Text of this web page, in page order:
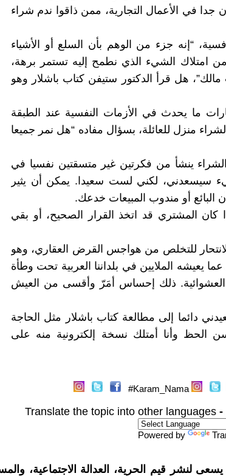
جدا في الأعمال التجارية، ممن ذاقوا ندم شراء
“إنه جزء من الوهم بأن السلع أو الأشياء
امتلاك الشيء الذي نطمح إليه تستمر برهة،
هل قرأ الدكتور ستيفن كتاب باشلار وهو
ما يحدث في الأزمات النفسية عند الطبقة
منزل للعائلة، بسؤال مفاده “هل نمر جميعا
الشراء ينشأ من فكرتين غير متسقتين نفسيا في
سيسعدني، لكني لست سعيدا. يمكن أن يثير
البائع أو مندوب المبيعات خدعك.
كان المشتري قد اتخذ القرار الصحيح، أو بقي
للتخلص من هواجس القرض العقاري، وهو
يعيشه الملايين في بلداننا العربية تحت وطأة
العشوائية. ذلك إحساس أمَرّ وأقسى من العيش
دائما إلى مطالعة كتاب باشلار مثل الحاجة
الحظ وأنا أمتلك نسخة إلكترونية منه على
Karam_Nama#
-
Translate the topic into other languages
Powered by
لنشر قيم الحرية، العدالة الاجتماعية،